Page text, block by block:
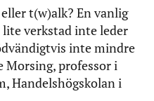
t(w)alk? En vanlig
verkstad inte leder
inte mindre
Morsing, professor i
Handelshögskolan i